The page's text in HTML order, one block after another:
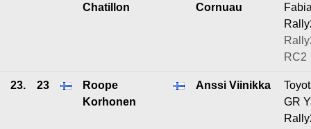
Chatillon
Cornuau
RC2
23. 23
Roope
Korhonen
Anssi Viinikka
GR